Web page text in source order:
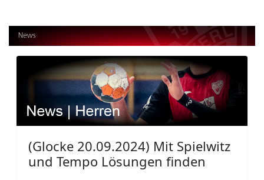
(Glocke 20.09.2024) Mit Spielwitz
und Tempo Lösungen finden